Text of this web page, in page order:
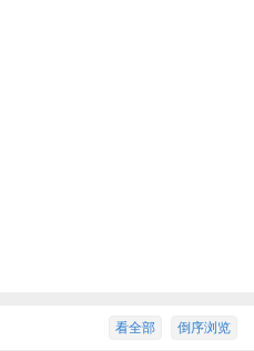
倒序浏览
看全部